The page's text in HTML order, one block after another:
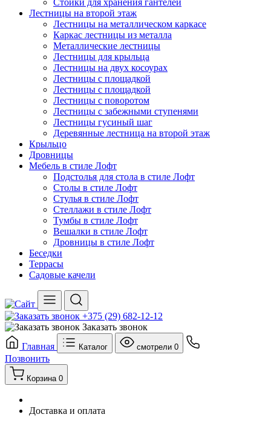
Стойки для хранения гантелей
Лестницы на второй этаж
Лестницы на металлическом каркасе
Каркас лестницы из металла
Металлические лестницы
Лестницы для крыльца
Лестницы на двух косоурах
Лестницы с площадкой
Лестницы с площадкой
Лестницы с поворотом
Лестницы с забежными ступенями
Лестницы гусиный шаг
Деревянные лестница на второй этаж
Крыльцо
Дровницы
Мебель в стиле Лофт
Подстолья для стола в стиле Лофт
Столы в стиле Лофт
Стулья в стиле Лофт
Стеллажи в стиле Лофт
Тумбы в стиле Лофт
Вешалки в стиле Лофт
Дровницы в стиле Лофт
Беседки
Террасы
Садовые качели
+375 (29) 682-12-12
Заказать звонок
Главная
Каталог смотрели 0
Позвонить
Корзина 0
Доставка и оплата